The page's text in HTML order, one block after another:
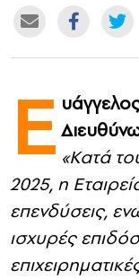
Ε «Κατά
2025, η
επενδύσεις,
ισχυρές